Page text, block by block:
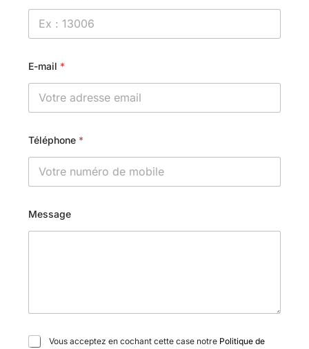
E-mail *
Téléphone *
Message
C
Vous acceptez en cochant cette case notre Politique de